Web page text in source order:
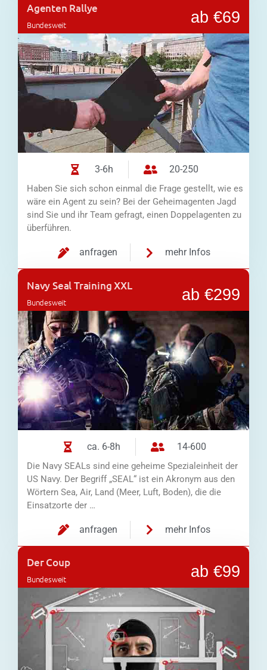
Agenten Rallye
Bundesweit ab €69
3-6h 20-250
Haben Sie sich schon einmal die Frage gestellt, wie es
wäre ein Agent zu sein? Bei der Geheimagenten Jagd
sind Sie und ihr Team gefragt, einen Doppelagenten zu
überführen.
anfragen mehr Infos
Navy Seal Training XXL
Bundesweit ab €299
ca. 6-8h 14-600
Die Navy SEALs sind eine geheime Spezialeinheit der
US Navy. Der Begriff „SEAL“ ist ein Akronym aus den
Wörtern Sea, Air, Land (Meer, Luft, Boden), die die
Einsatzorte der …
anfragen mehr Infos
Der Coup
Bundesweit ab €99